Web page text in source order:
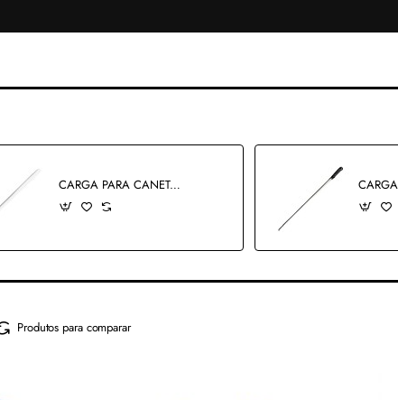
CARGA PARA CANETA ESFEROGRÁFICA REF: 424-P
Produtos para comparar